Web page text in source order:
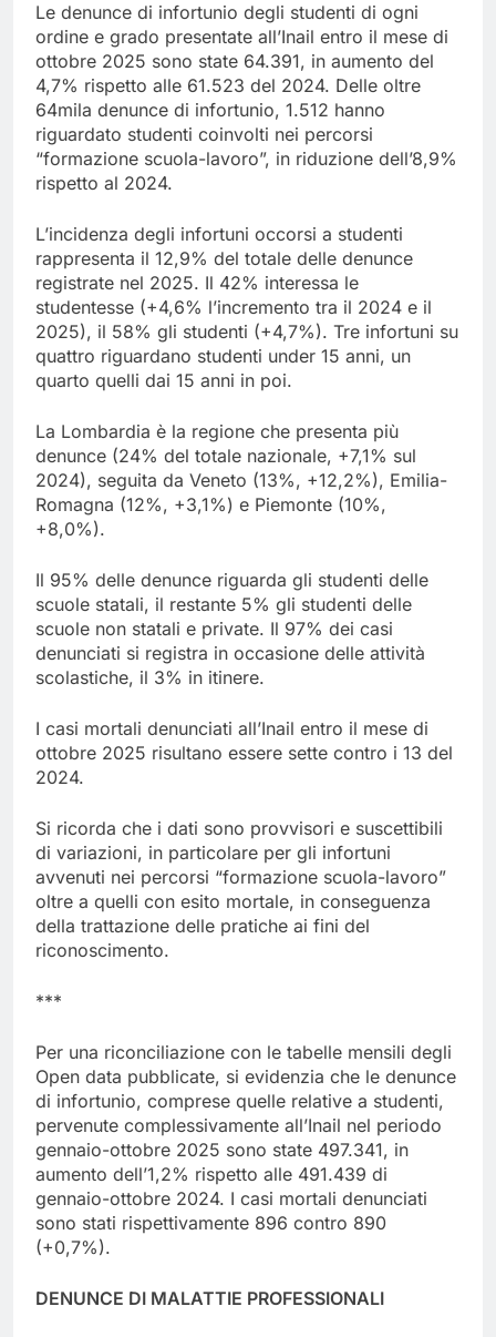
Le denunce di infortunio degli studenti di ogni
ordine e grado presentate all’Inail entro il mese di
ottobre 2025 sono state 64.391, in aumento del
4,7% rispetto alle 61.523 del 2024. Delle oltre
64mila denunce di infortunio, 1.512 hanno
riguardato studenti coinvolti nei percorsi
“formazione scuola-lavoro”, in riduzione dell’8,9%
rispetto al 2024.
L’incidenza degli infortuni occorsi a studenti
rappresenta il 12,9% del totale delle denunce
registrate nel 2025. Il 42% interessa le
studentesse (+4,6% l’incremento tra il 2024 e il
2025), il 58% gli studenti (+4,7%). Tre infortuni su
quattro riguardano studenti under 15 anni, un
quarto quelli dai 15 anni in poi.
La Lombardia è la regione che presenta più
denunce (24% del totale nazionale, +7,1% sul
2024), seguita da Veneto (13%, +12,2%), Emilia-
Romagna (12%, +3,1%) e Piemonte (10%,
+8,0%).
Il 95% delle denunce riguarda gli studenti delle
scuole statali, il restante 5% gli studenti delle
scuole non statali e private. Il 97% dei casi
denunciati si registra in occasione delle attività
scolastiche, il 3% in itinere.
I casi mortali denunciati all’Inail entro il mese di
ottobre 2025 risultano essere sette contro i 13 del
2024.
Si ricorda che i dati sono provvisori e suscettibili
di variazioni, in particolare per gli infortuni
avvenuti nei percorsi “formazione scuola-lavoro”
oltre a quelli con esito mortale, in conseguenza
della trattazione delle pratiche ai fini del
riconoscimento.
***
Per una riconciliazione con le tabelle mensili degli
Open data pubblicate, si evidenzia che le denunce
di infortunio, comprese quelle relative a studenti,
pervenute complessivamente all’Inail nel periodo
gennaio-ottobre 2025 sono state 497.341, in
aumento dell’1,2% rispetto alle 491.439 di
gennaio-ottobre 2024. I casi mortali denunciati
sono stati rispettivamente 896 contro 890
(+0,7%).
DENUNCE DI MALATTIE PROFESSIONALI